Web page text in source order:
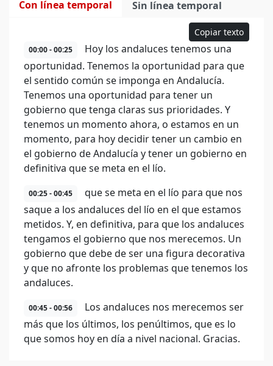
Con línea temporal Sin línea temporal
Copiar texto
00:00 - 00:25
Hoy los andaluces tenemos una
oportunidad. Tenemos la oportunidad para que
el sentido común se imponga en Andalucía.
Tenemos una oportunidad para tener un
gobierno que tenga claras sus prioridades. Y
tenemos un momento ahora, o estamos en un
momento, para hoy decidir tener un cambio en
el gobierno de Andalucía y tener un gobierno en
definitiva que se meta en el lío.
00:25 - 00:45
que se meta en el lío para que nos
saque a los andaluces del lío en el que estamos
metidos. Y, en definitiva, para que los andaluces
tengamos el gobierno que nos merecemos. Un
gobierno que debe de ser una figura decorativa
y que no afronte los problemas que tenemos los
andaluces.
00:45 - 00:56
Los andaluces nos merecemos ser
más que los últimos, los penúltimos, que es lo
que somos hoy en día a nivel nacional. Gracias.